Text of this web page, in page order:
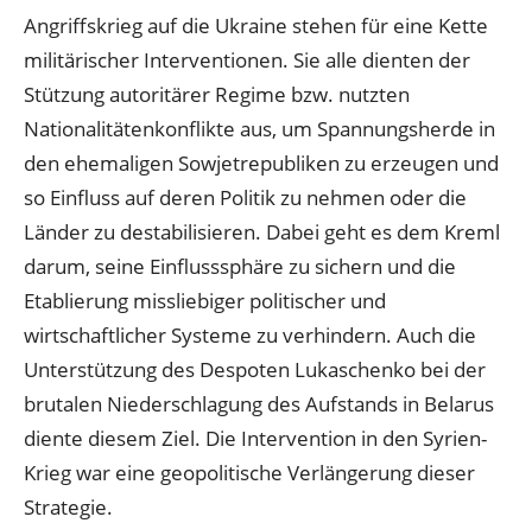
Angriffskrieg auf die Ukraine stehen für eine Kette
militärischer Interventionen. Sie alle dienten der
Stützung autoritärer Regime bzw. nutzten
Nationalitätenkonflikte aus, um Spannungsherde in
den ehemaligen Sowjetrepubliken zu erzeugen und
so Einfluss auf deren Politik zu nehmen oder die
Länder zu destabilisieren. Dabei geht es dem Kreml
darum, seine Einflusssphäre zu sichern und die
Etablierung missliebiger politischer und
wirtschaftlicher Systeme zu verhindern. Auch die
Unterstützung des Despoten Lukaschenko bei der
brutalen Niederschlagung des Aufstands in Belarus
diente diesem Ziel. Die Intervention in den Syrien-
Krieg war eine geopolitische Verlängerung dieser
Strategie.